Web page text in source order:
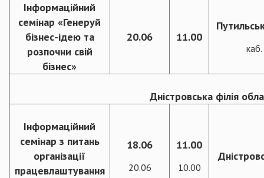
Інформаційний
семінар «Генеруй
бізнес-ідею та
розпочни свій
бізнес»
20.06 11.00
Дністровська філія
Інформаційний
семінар з питань
організації
працевлаштування
18.06
20.06
11.00
10.00